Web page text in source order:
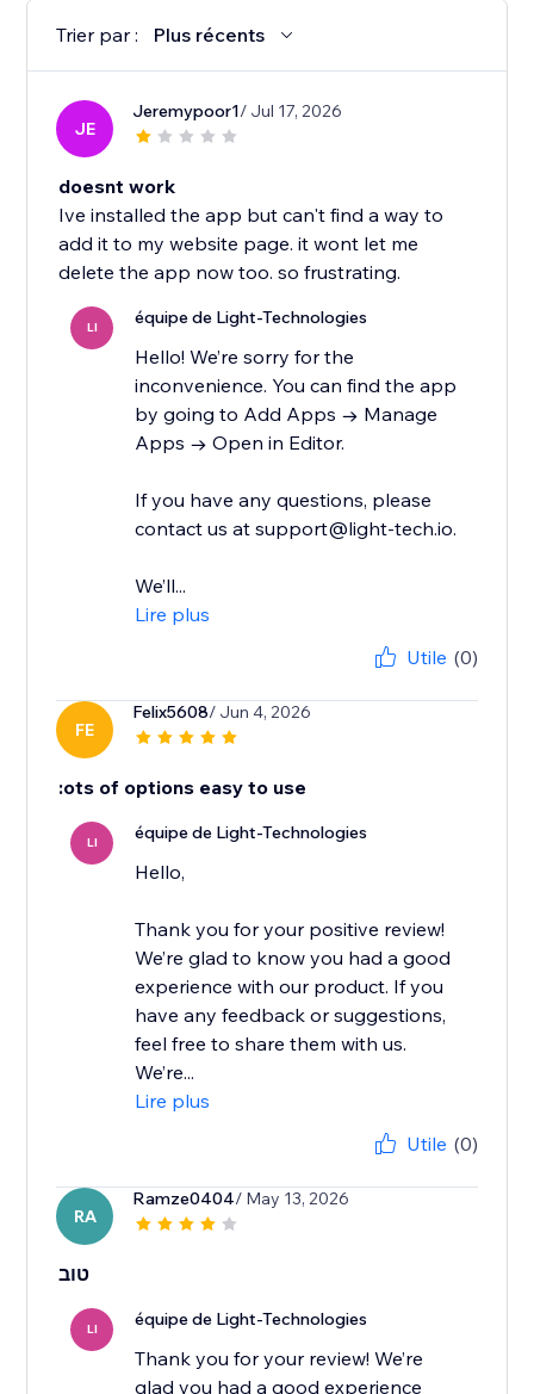
Trier par : Plus récents
JE
Jeremypoor1/ Jul 17, 2026
doesnt work
Ive installed the app but can't find a way to
add it to my website page. it wont let me
delete the app now too. so frustrating.
LI équipe de Light-Technologies
Hello! We’re sorry for the
inconvenience. You can find the app
by going to Add Apps → Manage
Apps → Open in Editor.
If you have any questions, please
contact us at support@light-tech.io.
We’ll...
Lire plus
Utile (0)
FE
Felix5608/ Jun 4, 2026
:ots of options easy to use
LI équipe de Light-Technologies
Hello,
Thank you for your positive review!
We’re glad to know you had a good
experience with our product. If you
have any feedback or suggestions,
feel free to share them with us.
We’re...
Lire plus
Utile (0)
RA
Ramze0404/ May 13, 2026
טוב
LI équipe de Light-Technologies
Thank you for your review! We’re
glad you had a good experience